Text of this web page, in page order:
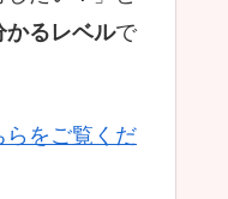
るレベルで
をご覧くだ